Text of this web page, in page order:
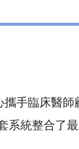
手臨床醫
系統整合了